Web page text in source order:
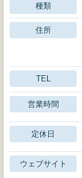
種類
住所
TEL
営業時間
定休日
ウェブサイト